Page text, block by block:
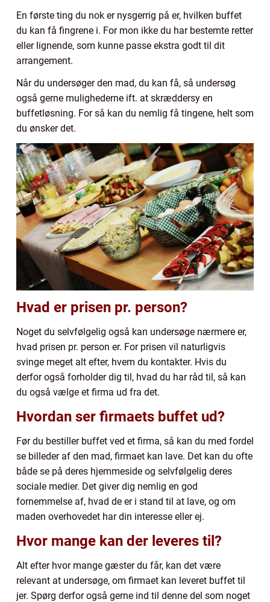
En første ting du nok er nysgerrig på er, hvilken buffet
du kan få fingrene i. For mon ikke du har bestemte retter
eller lignende, som kunne passe ekstra godt til dit
arrangement.
Når du undersøger den mad, du kan få, så undersøg
også gerne mulighederne ift. at skræddersy en
buffetløsning. For så kan du nemlig få tingene, helt som
du ønsker det.
Hvad er prisen pr. person?
Noget du selvfølgelig også kan undersøge nærmere er,
hvad prisen pr. person er. For prisen vil naturligvis
svinge meget alt efter, hvem du kontakter. Hvis du
derfor også forholder dig til, hvad du har råd til, så kan
du også vælge et firma ud fra det.
Hvordan ser firmaets buffet ud?
Før du bestiller buffet ved et firma, så kan du med fordel
se billeder af den mad, firmaet kan lave. Det kan du ofte
både se på deres hjemmeside og selvfølgelig deres
sociale medier. Det giver dig nemlig en god
fornemmelse af, hvad de er i stand til at lave, og om
maden overhovedet har din interesse eller ej.
Hvor mange kan der leveres til?
Alt efter hvor mange gæster du får, kan det være
relevant at undersøge, om firmaet kan leveret buffet til
jer. Spørg derfor også gerne ind til denne del som noget